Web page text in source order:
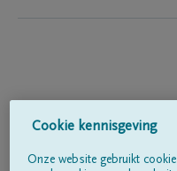
Cookie kennisgeving
Onze website gebruikt